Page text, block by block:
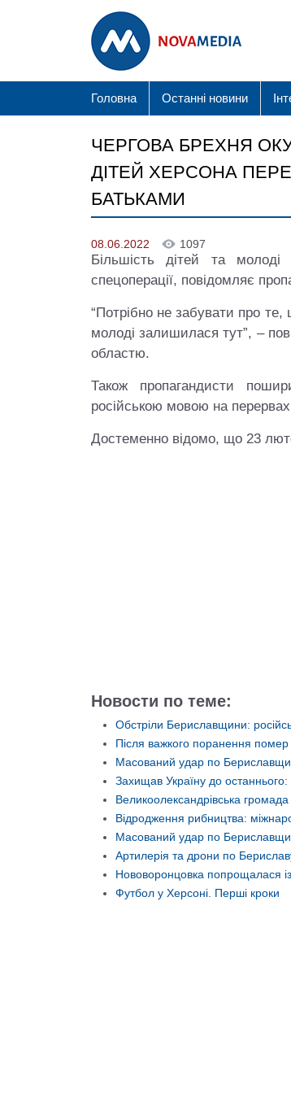
Головна Останні новини
ЧЕРГОВА БРЕХНЯ
ДІТЕЙ ХЕРСОНА
БАТЬКАМИ
08.06.2022 1097
Більшість дітей та
спецоперації, повідомляє
“Потрібно не забувати про
молоді залишилася тут”, –
областю.
Також пропагандисти
російською мовою на
Достеменно відомо, що 23
Новости по теме:
Обстріли Бериславщини:
Після важкого поранення
Масований удар по
Захищав Україну до
Великоолександрівська
Відродження рибництва:
Масований удар по
Артилерія та дрони по
Нововоронцовка попрощалася
Футбол у Херсоні. Перші кроки
Микола Чернявський.
Повернення із забуття
Блог Тараса